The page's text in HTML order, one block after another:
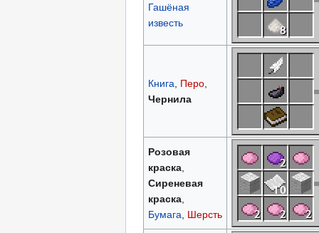
Гашёная
известь
Книга Перо,
Чернила
Розовая
краска,
Сиреневая
краска,
Бумага
Шерсть